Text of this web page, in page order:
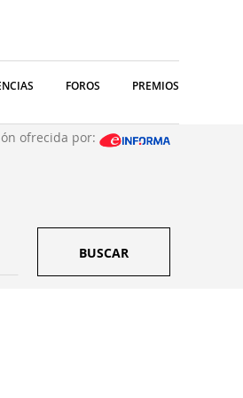
FOROS PREMIOS
ofrecida por:
BUSCAR